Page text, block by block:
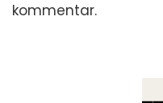
kommentar.